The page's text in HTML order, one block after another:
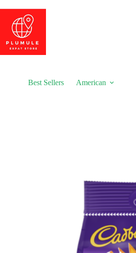
inhoud
Best Sellers American